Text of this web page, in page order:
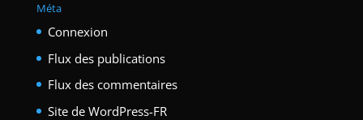
Méta
Connexion
Flux des publications
Flux des commentaires
Site de WordPress-FR